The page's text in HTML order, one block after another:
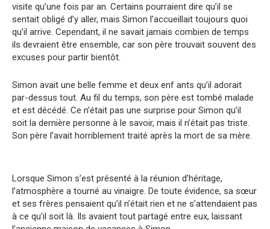
visite qu’une fois par an. Certains pourraient dire qu’il se
sentait obligé d’y aller, mais Simon l’accueillait toujours quoi
qu’il arrive. Cependant, il ne savait jamais combien de temps
ils devraient être ensemble, car son père trouvait souvent des
excuses pour partir bientôt.
Simon avait une belle femme et deux enf ants qu’il adorait
par-dessus tout. Au fil du temps, son père est tombé malade
et est décédé. Ce n’était pas une surprise pour Simon qu’il
soit la dernière personne à le savoir, mais il n’était pas triste.
Son père l’avait horriblement traité après la mort de sa mère.
Lorsque Simon s’est présenté à la réunion d’héritage,
l’atmosphère a tourné au vinaigre. De toute évidence, sa sœur
et ses frères pensaient qu’il n’était rien et ne s’attendaient pas
à ce qu’il soit là. Ils avaient tout partagé entre eux, laissant